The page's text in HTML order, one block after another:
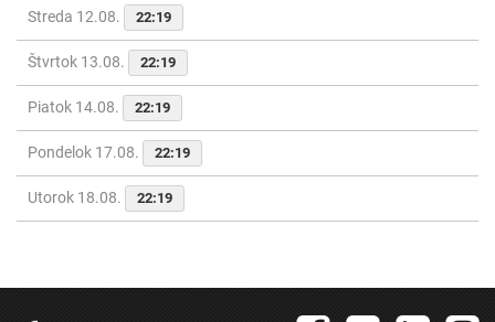
Streda 12.08. 22:19
Štvrtok 13.08. 22:19
Piatok 14.08. 22:19
Pondelok 17.08. 22:19
Utorok 18.08. 22:19